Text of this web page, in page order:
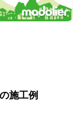
施工例